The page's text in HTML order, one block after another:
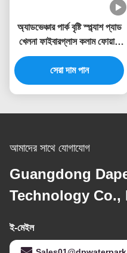
অ্যাডভেঞ্চার পার্ক বৃষ্টি স্প্ল্যাশ প্যাড
খেলনা ফাইবারগ্লাস কলাম ফোয়ারা
স্প্রে সেট
সেরা দাম পান
আমাদের সাথে যোগাযোগ
Guangdong
Technology Co.,
ই-মেইল